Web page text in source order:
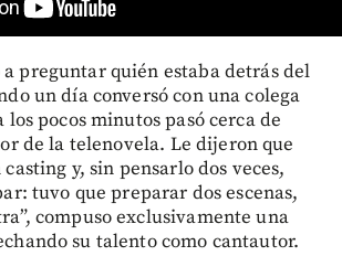
preguntar quién estaba detrás del
un día conversó con una colega
los pocos minutos pasó cerca de
de la telenovela. Le dijeron que
y, sin pensarlo dos veces,
tuvo que preparar dos escenas,
compuso exclusivamente una
su talento como cantautor.